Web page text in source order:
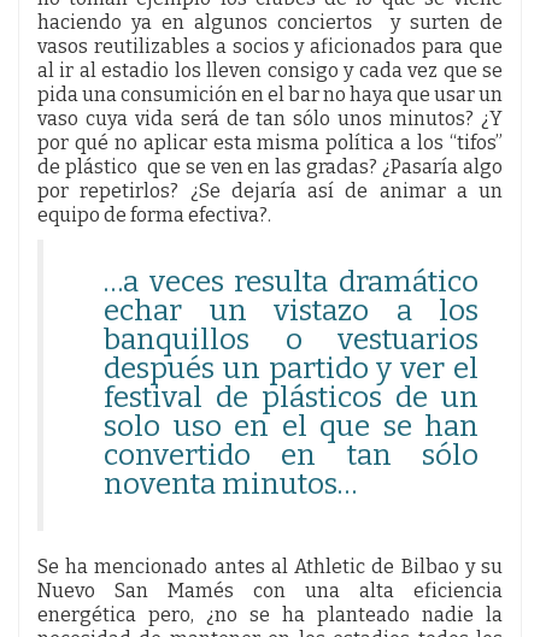
haciendo ya en algunos conciertos y surten de
vasos reutilizables a socios y aficionados para que
al ir al estadio los lleven consigo y cada vez que se
pida una consumición en el bar no haya que usar un
vaso cuya vida será de tan sólo unos minutos? ¿Y
por qué no aplicar esta misma política a los “tifos”
de plástico que se ven en las gradas? ¿Pasaría algo
por repetirlos? ¿Se dejaría así de animar a un
equipo de forma efectiva?.
…a veces resulta dramático
echar un vistazo a los
banquillos o vestuarios
después un partido y ver el
festival de plásticos de un
solo uso en el que se han
convertido en tan sólo
noventa minutos…
Se ha mencionado antes al Athletic de Bilbao y su
Nuevo San Mamés con una alta eficiencia
energética pero, ¿no se ha planteado nadie la